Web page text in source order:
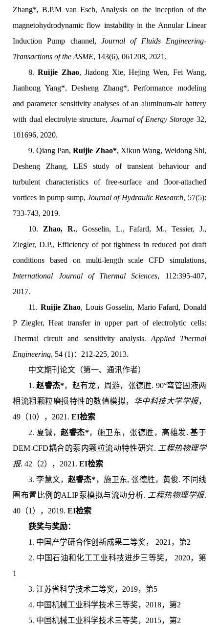
Zhang*, B.P.M van Esch, Analysis on the inception of the
magnetohydrodynamic flow instability in the Annular Linear
Induction Pump channel, Journal of Fluids Engineering-
Transactions of the ASME, 143(6), 061208, 2021.
8.Ruijie Zhao, Jiadong Xie, Hejing Wen, Fei Wang,
Jianhong Yang*, Desheng Zhang*, Performance modeling
and parameter sensitivity analyses of an aluminum-air battery
with dual electrolyte structure, Journal of Energy Storage 32,
101696, 2020.
9. Qiang Pan,Ruijie Zhao*, Xikun Wang, Weidong Shi,
Desheng Zhang, LES study of transient behaviour and
turbulent characteristics of free-surface and floor-attached
vortices in pump sump, Journal of Hydraulic Research, 57(5):
733-743, 2019.
10. Zhao, R., Gosselin, L., Fafard, M., Tessier, J.,
Ziegler, D.P., Efficiency of pot tightness in reduced pot draft
conditions based on multi-length scale CFD simulations,
International Journal of Thermal Sciences, 112:395-407,
2017.
11. Ruijie Zhao, Louis Gosselin, Mario Fafard, Donald
P Ziegler, Heat transfer in upper part of electrolytic cells:
Thermal circuit and sensitivity analysis. Applied Thermal
Engineering, 54 (1)：212-225, 2013.
中文期刊论文（第一、通讯作者）
1.赵睿杰*，赵有龙，周游，张德胜. 90°弯管固液两
相流粗颗粒磨损特性的数值模拟， 华中科技大学学报，
49（10），2021. EI检索
2. 夏铖，赵睿杰*，施卫东，张德胜，高雄发. 基于
DEM-CFD耦合的泵内颗粒流动特性研究. 工程热物理学
报. 42（2），2021. EI检索
3. 李慧文， 赵睿杰*，施卫东, 张德胜，黄俊. 不同线
圈布置比例的ALIP泵模拟与流动分析. 工程热物理学报.
40（1），2019.EI检索
获奖与奖励：
1. 中国产学研合作创新成果二等奖， 2021，第2
2. 中国石油和化工工业科技进步三等奖， 2020，第
1
3. 江苏省科学技术二等奖，2019，第5
4. 中国机械工业科学技术三等奖，2018，第2
5. 中国机械工业科学技术三等奖，2015，第2